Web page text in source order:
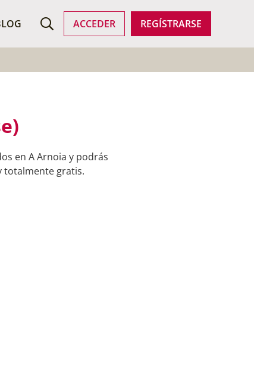
ACCEDER REGÍSTRARSE
en A Arnoia y podrás
totalmente gratis.